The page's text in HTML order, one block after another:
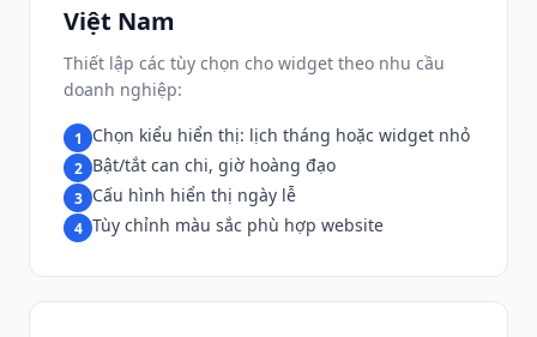
Việt Nam
Thiết lập các tùy chọn cho widget theo nhu cầu
doanh nghiệp:
1 Chọn kiểu hiển thị: lịch tháng hoặc widget nhỏ
2 Bật/tắt can chi, giờ hoàng đạo
3 Cấu hình hiển thị ngày lễ
4 Tùy chỉnh màu sắc phù hợp website